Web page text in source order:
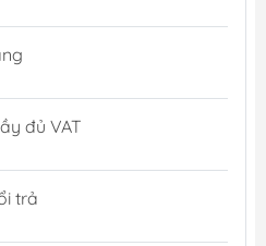
đủ VAT
trả